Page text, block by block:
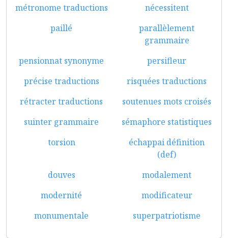
métronome traductions
nécessitent
paillé
parallèlement
grammaire
pensionnat synonyme
persifleur
précise traductions
risquées traductions
rétracter traductions
soutenues mots croisés
suinter grammaire
sémaphore statistiques
torsion
échappai définition
(def)
douves
modalement
modernité
modificateur
monumentale
superpatriotisme